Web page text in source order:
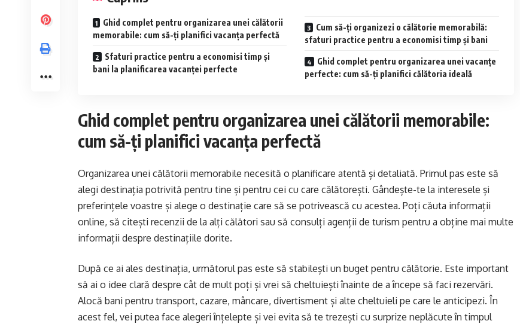
Ghid complet pentru organizarea unei călătorii
memorabile: cum să-ți planifici vacanța perfectă
Sfaturi practice pentru a economisi timp și
bani la planificarea vacanței perfecte
Cum să-ți organizezi o călătorie memorabilă:
sfaturi practice pentru a economisi timp și bani
Ghid complet pentru organizarea unei vacanțe
perfecte: cum să-ți planifici călătoria ideală
Ghid complet pentru organizarea unei călătorii memorabile:
cum să-ți planifici vacanța perfectă
Organizarea unei călătorii memorabile necesită o planificare atentă și detaliată. Primul pas este să
alegi destinația potrivită pentru tine și pentru cei cu care călătorești. Gândește-te la interesele și
preferințele voastre și alege o destinație care să se potrivească cu acestea. Poți căuta informații
online, să citești recenzii de la alți călători sau să consulți agenții de turism pentru a obține mai multe
informații despre destinațiile dorite.
După ce ai ales destinația, următorul pas este să stabilești un buget pentru călătorie. Este important
să ai o idee clară despre cât de mult poți și vrei să cheltuiești înainte de a începe să faci rezervări.
Alocă bani pentru transport, cazare, mâncare, divertisment și alte cheltuieli pe care le anticipezi. În
acest fel, vei putea face alegeri înțelepte și vei evita să te trezești cu surprize neplăcute în timpul